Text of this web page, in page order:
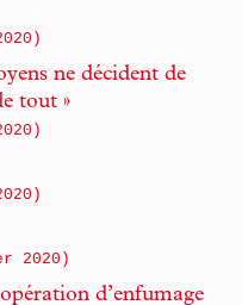
ne décident de
tout »
2020)
d’enfumage